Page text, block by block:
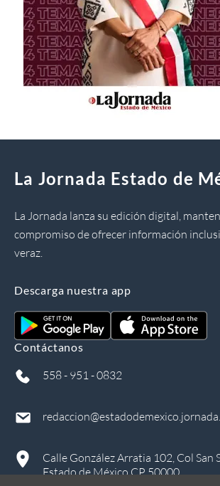
La Jornada Estado de
La Jornada lanza su edición digital,
compromiso de ofrecer información
veraz.
Descarga nuestra app
Contáctanos
558 - 951 - 0832
Calle González Arratia 102, Col San
Estado de México CP 50000